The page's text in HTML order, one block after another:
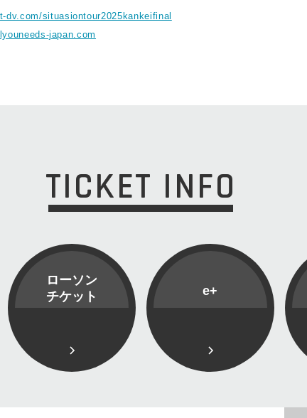
dv.com/situasiontour2025kankeifinal
japan.com
TICKET INFO
ローソン
チケット
e+